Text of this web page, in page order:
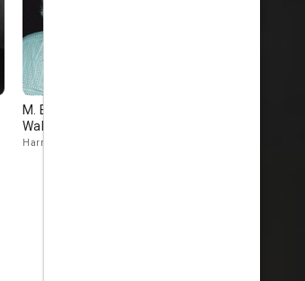
M. Emmet
Walsh
Harry